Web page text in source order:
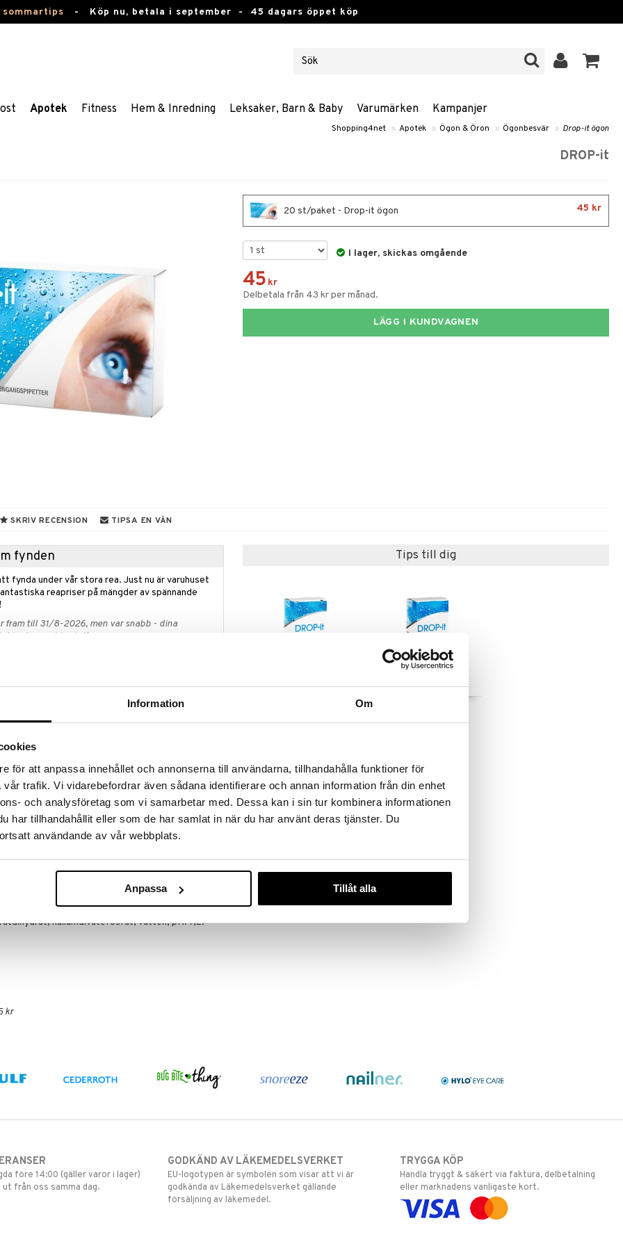
Information Om
för att anpassa innehållet och annonserna till användarna, tillhandahålla funktioner för
trafik. Vi vidarebefordrar även sådana identifierare och annan information från din enhet
och analysföretag som vi samarbetar med. Dessa kan i sin tur kombinera informationen
har tillhandahållit eller som de har samlat in när du har använt deras tjänster. Du
användande av vår webbplats.
Anpassa Tillåt alla
- Köp nu, betala i september - 45 dagars öppet köp
Apotek Fitness Hem & Inredning Leksaker, Barn & Baby Varumärken Kampanjer
Shopping4net » Apotek » Ögon & Öron » Ögonbesvär » Drop-it ögon
DROP-it
20 st/paket - Drop-it ögon 45 kr
I lager, skickas omgående
45 kr
Delbetala från 43 kr per månad.
LÄGG I KUNDVAGNEN
SKRIV RECENSION TIPSA EN VÄN
fynden
fynda under vår stora rea. Just nu är varuhuset
reapriser på mängder av spännande
fram till 31/8-2026, men var snabb - dina
kan fort ta slut!
bort damm, smuts och pollen från ögonen.
Sköljer och fuktar alla typer av
innan uttag genom att droppa några droppar
Droppa några droppar saltlösning direkt i
Vid sköljning av kontaktlinser använd en pipett
utan skall kastas.
vänta 15 minuter innan saltlösning droppas i ögat.
din optiker eller ögonläkare.
kaliumdivätefosfat, vatten, pH: 7,2.
kr
Tips till dig
Drop it Red eyes
före 14:00 (gäller varor i lager)
från oss samma dag.
GODKÄND AV LÄKEMEDELSVERKET
EU-logotypen är symbolen som visar att vi är
godkända av Läkemedelsverket gällande
försäljning av läkemedel.
TRYGGA KÖP
Handla tryggt & säkert via faktura, delbetalning
eller marknadens vanligaste kort.